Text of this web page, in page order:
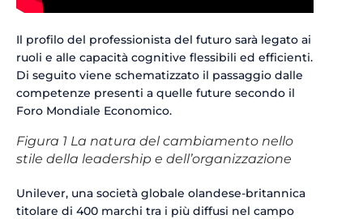
Il profilo del professionista del futuro sarà legato ai
ruoli e alle capacità cognitive flessibili ed efficienti.
Di seguito viene schematizzato il passaggio dalle
competenze presenti a quelle future secondo il
Foro Mondiale Economico.
Figura 1 La natura del cambiamento nello
stile della leadership e dell’organizzazione
Unilever, una società globale olandese-britannica
titolare di 400 marchi tra i più diffusi nel campo